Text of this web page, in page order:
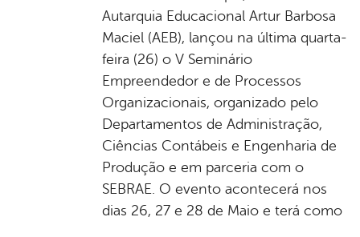
Autarquia Educacional Artur Barbosa
Maciel (AEB), lançou na última quarta-
feira (26) o V Seminário
Empreendedor e de Processos
Organizacionais, organizado pelo
Departamentos de Administração,
Ciências Contábeis e Engenharia de
Produção e em parceria com o
SEBRAE. O evento acontecerá nos
dias 26, 27 e 28 de Maio e terá como